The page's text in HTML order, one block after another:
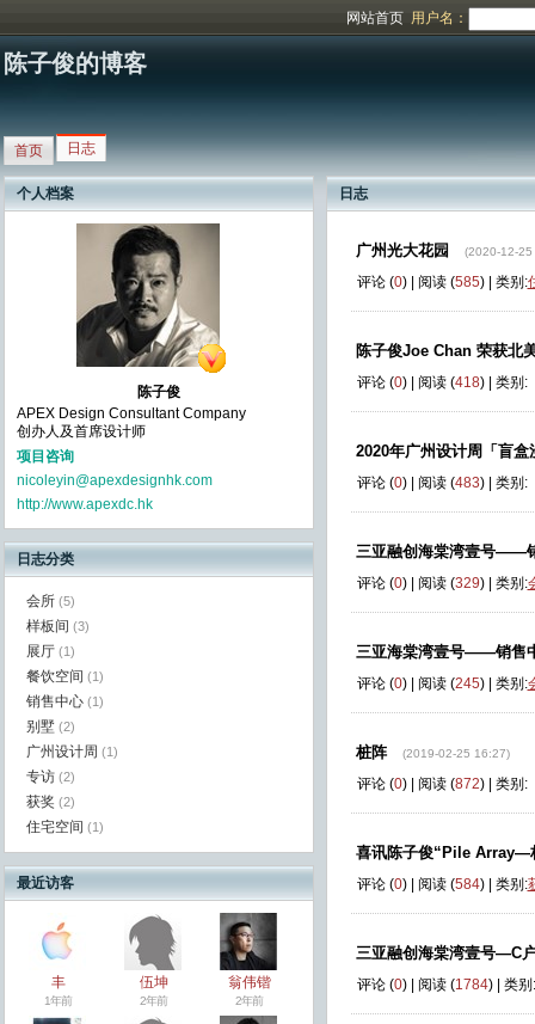
网站首页 用户名：
陈子俊的博客
首页 日志
个人档案
陈子俊
APEX Design Consultant Company
创办人及首席设计师
项目咨询
nicoleyin@apexdesignhk.com
http://www.apexdc.hk
日志分类
会所 (5)
样板间 (3)
展厅 (1)
餐饮空间 (1)
销售中心 (1)
别墅 (2)
广州设计周 (1)
专访 (2)
获奖 (2)
住宅空间 (1)
最近访客
丰
1年前
伍坤
2年前
翁伟锴
2年前
日志
广州光大花园 (2020-12-25
评论 (0) | 阅读 (585) | 类别:
陈子俊Joe Chan 荣获北
评论 (0) | 阅读 (418) | 类别:
2020年广州设计周「盲盒
评论 (0) | 阅读 (483) | 类别:
三亚融创海棠湾壹号——
评论 (0) | 阅读 (329) | 类别:
三亚海棠湾壹号——销售
评论 (0) | 阅读 (245) | 类别:
桩阵 (2019-02-25 16:27)
评论 (0) | 阅读 (872) | 类别:
喜讯陈子俊“Pile Array—
评论 (0) | 阅读 (584) | 类别:
三亚融创海棠湾壹号—C
评论 (0) | 阅读 (1784) | 类别: